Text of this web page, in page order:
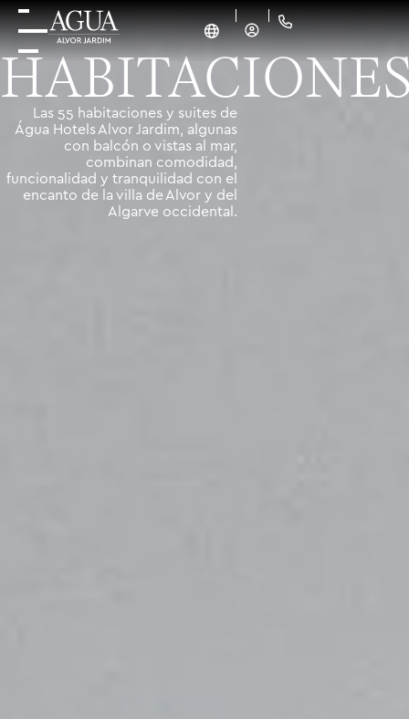
Las 55 habitaciones y suites de
Água Hotels Alvor Jardim, algunas
con balcón o vistas al mar,
combinan comodidad,
funcionalidad y tranquilidad con el
encanto de la villa de Alvor y del
Algarve occidental.